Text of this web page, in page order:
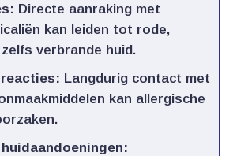
Directe aanraking met
kan leiden tot rode,
verbrande huid.​
Langdurig contact met
kan allergische